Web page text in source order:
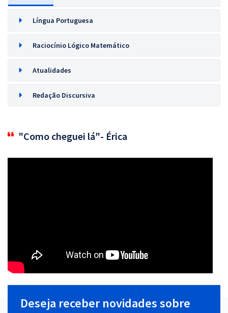
Língua Portuguesa
Raciocínio Lógico Matemático
Atualidades
Redação Discursiva
"Como cheguei lá"- Érica
Deseja receber novidades sobre